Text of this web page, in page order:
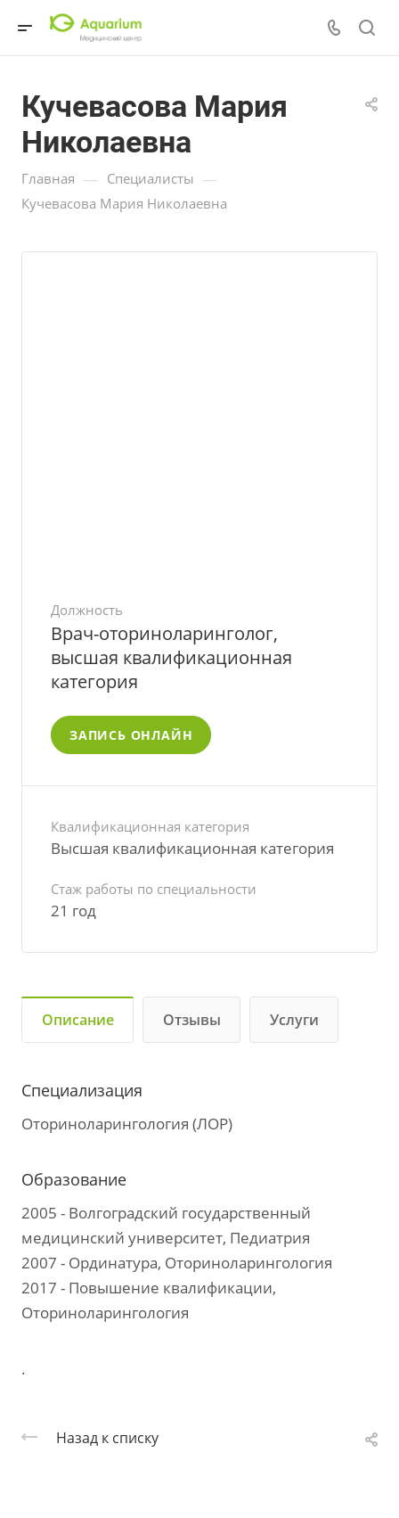
Кучевасова Мария
Николаевна
Главная — Специалисты —
Кучевасова Мария Николаевна
Должность
Врач-оториноларинголог,
высшая квалификационная
категория
ЗАПИСЬ ОНЛАЙН
Квалификационная категория
Высшая квалификационная категория
Стаж работы по специальности
21 год
Описание Отзывы Услуги
Специализация
Оториноларингология (ЛОР)
Образование
2005 - Волгоградский государственный
медицинский университет, Педиатрия
2007 - Ординатура, Оториноларингология
2017 - Повышение квалификации,
Оториноларингология
.
Назад к списку